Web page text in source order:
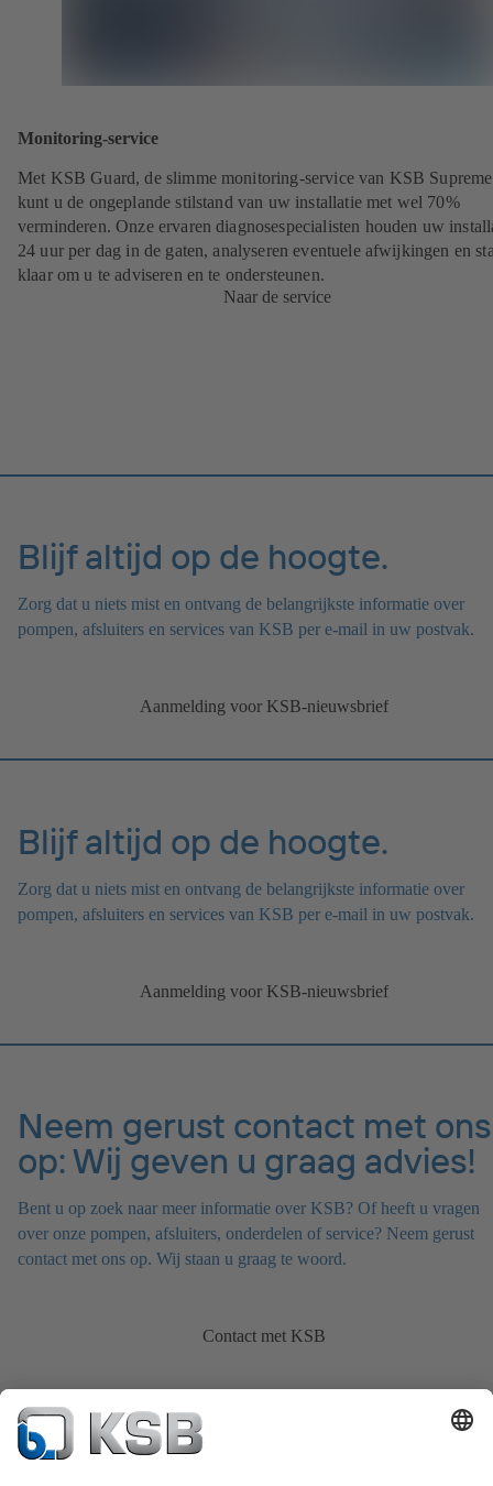
Monitoring-service
Met KSB Guard, de slimme monitoring-service van KSB
kunt u de ongeplande stilstand van uw installatie met wel 70%
verminderen. Onze ervaren diagnosespecialisten houden uw
24 uur per dag in de gaten, analyseren eventuele afwijkingen en
klaar om u te adviseren en te ondersteunen.
Naar de service
Blijf altijd op de hoogte.
Zorg dat u niets mist en ontvang de belangrijkste informatie over
pompen, afsluiters en services van KSB per e-mail in uw postvak.
Aanmelding voor KSB-nieuwsbrief
Blijf altijd op de hoogte.
Zorg dat u niets mist en ontvang de belangrijkste informatie over
pompen, afsluiters en services van KSB per e-mail in uw postvak.
Aanmelding voor KSB-nieuwsbrief
Neem gerust contact met ons
op: Wij geven u graag advies!
Bent u op zoek naar meer informatie over KSB? Of heeft u vragen
over onze pompen, afsluiters, onderdelen of service? Neem gerust
contact met ons op. Wij staan u graag te woord.
Contact met KSB